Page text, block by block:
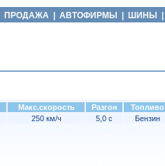
ПРОДАЖА АВТОФИРМЫ ШИНЫ
Макс.скорость Разгон
Топливо
250 км/ч 5,0 с Бензин